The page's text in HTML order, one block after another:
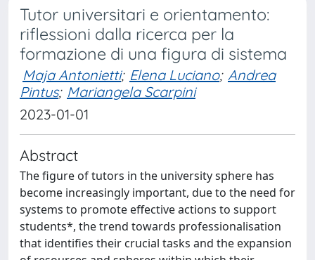
Tutor universitari e orientamento:
riflessioni dalla ricerca per la
formazione di una figura di sistema
Maja Antonietti; Elena Luciano; Andrea
Pintus; Mariangela Scarpini
2023-01-01
Abstract
The figure of tutors in the university sphere has
become increasingly important, due to the need for
systems to promote effective actions to support
students*, the trend towards professionalisation
that identifies their crucial tasks and the expansion